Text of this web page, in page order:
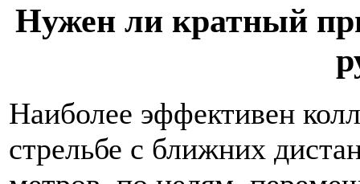
Нужен ли кратный
Наиболее эффективен
стрельбе с ближних